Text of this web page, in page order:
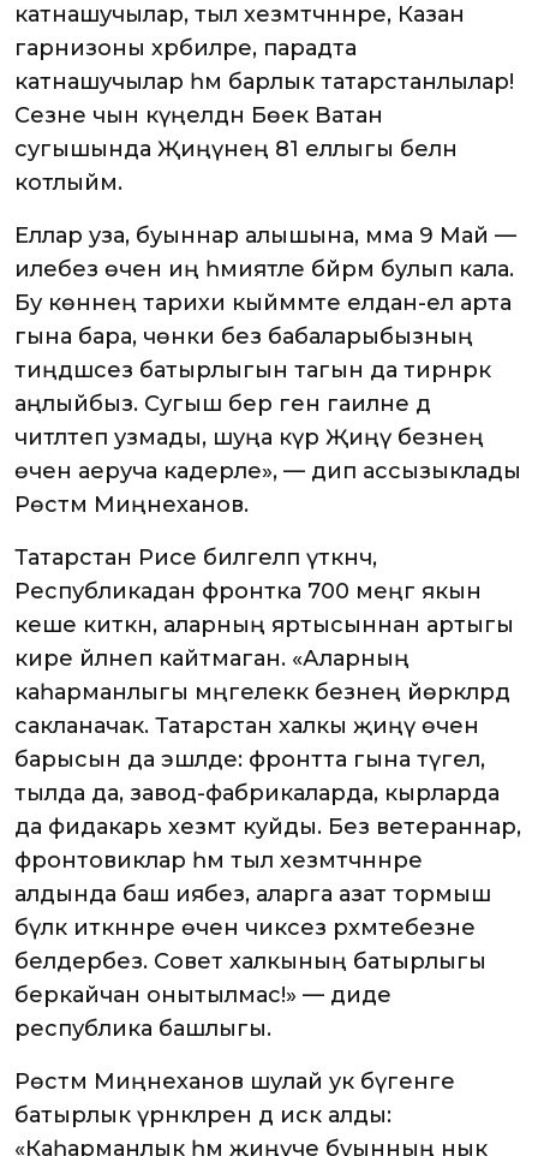
катнашучылар, тыл хезмәтчәннәре, Казан
гарнизоны хәрбиләре, парадта
катнашучылар һәм барлык татарстанлылар!
Сезне чын күңелдән Бөек Ватан
сугышында Җиңүнең 81 еллыгы белән
котлыйм.
Еллар уза, буыннар алышына, әмма 9 Май —
илебез өчен иң әһәмиятле бәйрәм булып кала.
Бу көннең тарихи кыйммәте елдан-ел арта
гына бара, чөнки без бабаларыбызның
тиңдәшсез батырлыгын тагын да тирәнрәк
аңлыйбыз. Сугыш бер генә гаиләне дә
читләтеп узмады, шуңа күрә Җиңү безнең
өчен аеруча кадерле», — дип ассызыклады
Рөстәм Миңнеханов.
Татарстан Рәисе билгеләп үткәнчә,
Республикадан фронтка 700 меңгә якын
кеше киткән, аларның яртысыннан артыгы
кире әйләнеп кайтмаган. «Аларның
каһарманлыгы мәңгелеккә безнең йөрәкләрдә
сакланачак. Татарстан халкы җиңү өчен
барысын да эшләде: фронтта гына түгел,
тылда да, завод-фабрикаларда, кырларда
да фидакарь хезмәт куйды. Без ветераннар,
фронтовиклар һәм тыл хезмәтчәннәре
алдында баш иябез, аларга азат тормыш
бүләк иткәннәре өчен чиксез рәхмәтебезне
белдерәбез. Совет халкының батырлыгы
беркайчан онытылмас!» — диде
республика башлыгы.
Рөстәм Миңнеханов шулай ук бүгенге
батырлык үрнәкләрен дә искә алды:
«Каһарманлык һәм җиңүче буынның нык